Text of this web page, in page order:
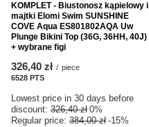
KOMPLET - Biustonosz kąpielowy i
majtki Elomi Swim SUNSHINE
COVE Aqua ES801802AQA Uw
Plunge Bikini Top (36G, 36HH, 40J)
+ wybrane figi
326,40 zł / piece
6528 PTS
Lowest price in 30 days before
discount: 326,40 zł 0%
Regular price: 384,00 zł -15%